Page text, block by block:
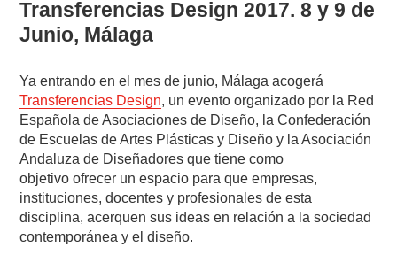
Transferencias Design 2017. 8 y 9 de
Junio, Málaga
Ya entrando en el mes de junio, Málaga acogerá
Transferencias Design, un evento organizado por la Red
Española de Asociaciones de Diseño, la Confederación
de Escuelas de Artes Plásticas y Diseño y la Asociación
Andaluza de Diseñadores que tiene como
objetivo ofrecer un espacio para que empresas,
instituciones, docentes y profesionales de esta
disciplina, acerquen sus ideas en relación a la sociedad
contemporánea y el diseño.